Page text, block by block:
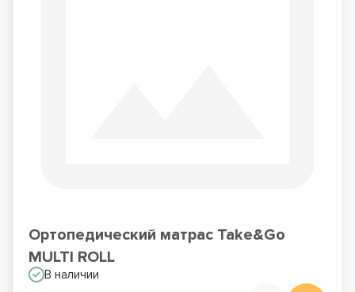
Ортопедический матрас Take&Go
MULTI ROLL
В наличии